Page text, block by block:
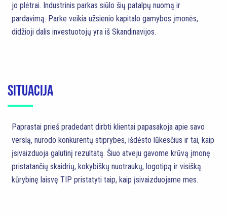
jo plėtrai. Industrinis parkas siūlo šių patalpų nuomą ir
pardavimą. Parke veikia užsienio kapitalo gamybos įmonės,
didžioji dalis investuotojų yra iš Skandinavijos.
SITUACIJA
Paprastai prieš pradedant dirbti klientai papasakoja apie savo
verslą, nurodo konkurentų stiprybes, išdėsto lūkesčius ir tai, kaip
įsivaizduoja galutinį rezultatą. Šiuo atveju gavome krūvą įmonę
pristatančių skaidrių, kokybiškų nuotraukų, logotipą ir visišką
kūrybinę laisvę TIP pristatyti taip, kaip įsivaizduojame mes.